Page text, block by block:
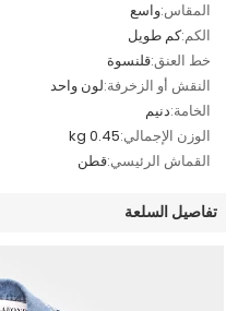
المقاس:واسع
الكم:كم طويل
خط العنق:قلنسوة
النقش أو الزخرفة:لون واحد
الخامة:دنيم
الوزن الإجمالي:0.45 kg
القماش الرئيسي:قطن
تفاصيل السلعة